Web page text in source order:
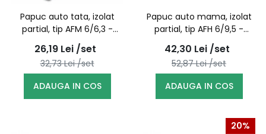
Papuc auto tata, izolat
partial, tip AFM 6/6,3 -
100buc/set
26,19 Lei /set
32,73Lei /set
ADAUGA IN COS
Papuc auto mama, izolat
partial, tip AFH 6/9,5 -
100buc/set
42,30 Lei /set
52,87Lei /set
ADAUGA IN COS
20%